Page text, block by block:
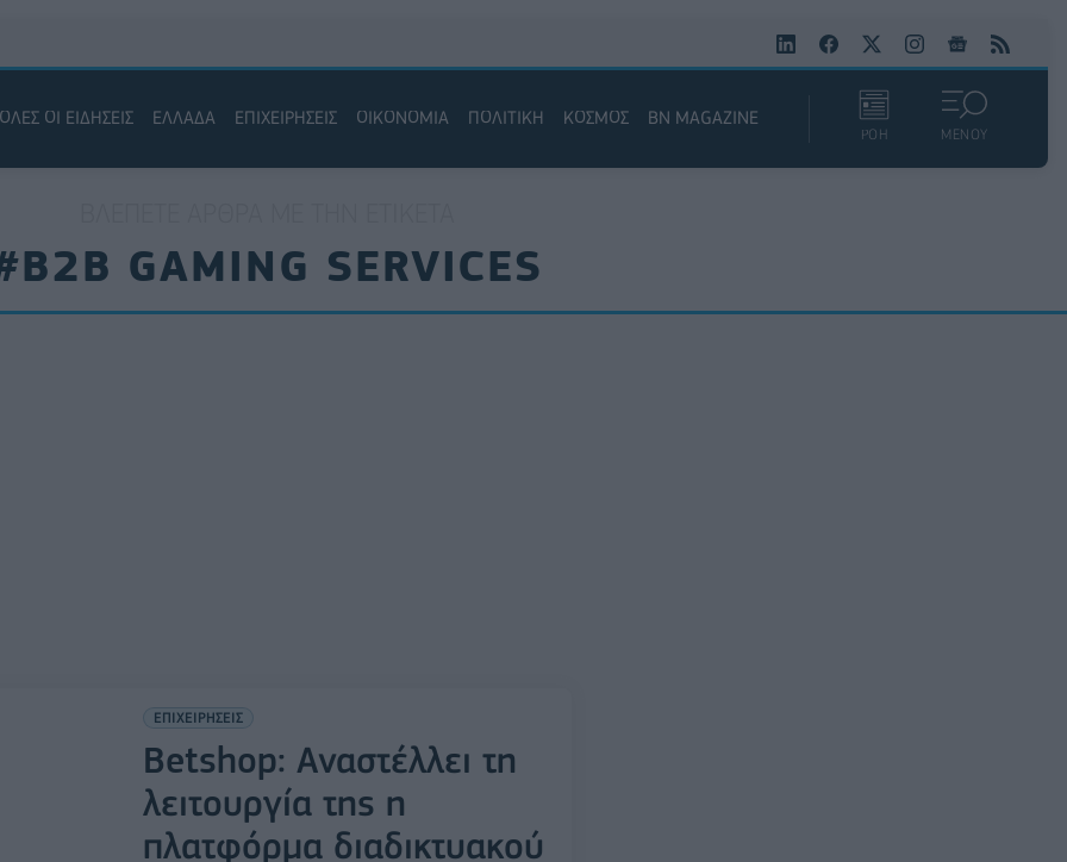
ΟΛΕΣ ΟΙ ΕΙΔΗΣΕΙΣ ΕΛΛΑΔΑ ΕΠΙΧΕΙΡΗΣΕΙΣ ΟΙΚΟΝΟΜΙΑ ΠΟΛΙΤΙΚΗ ΚΟΣΜΟΣ BN MAGAZINE
ΡΟΗ ΜΕΝΟΥ
GAMING SERVICES
ΕΠΙΧΕΙΡΗΣΕΙΣ
Betshop: Αναστέλλει τη
λειτουργία της η
πλατφόρμα διαδικτυακού